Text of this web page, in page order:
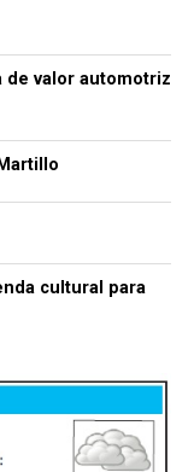
de valor automotriz
cultural para